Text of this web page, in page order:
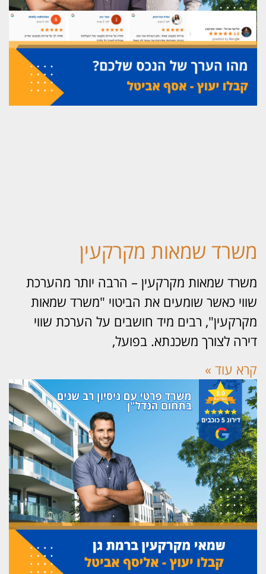
שמאות מקרקעין
שמאות מקרקעין – הרבה יותר מהערכת
כאשר שומעים את הביטוי "משרד שמאות
רבים מיד חושבים על הערכת שווי
לצורך משכנתא. בפועל,
עוד »